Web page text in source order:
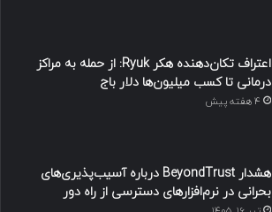
اعتراف تکان‌دهنده هکر Ryuk: از حمله به مراکز
درمانی تا کسب میلیون‌ها دلار باج
4 هفته پیش
هشدار BeyondTrust درباره آسیب‌پذیری‌های
بحرانی در نرم‌افزارهای دسترسی از راه دور